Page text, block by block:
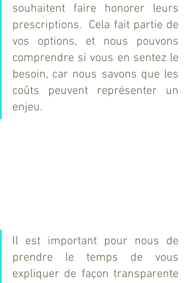
souhaitent faire honorer leurs
prescriptions.  Cela fait partie de
vos options, et nous pouvons
comprendre si vous en sentez le
besoin, car nous savons que les
coûts peuvent représenter un
enjeu.
Il est important pour nous de
prendre le temps de vous
expliquer de façon transparente